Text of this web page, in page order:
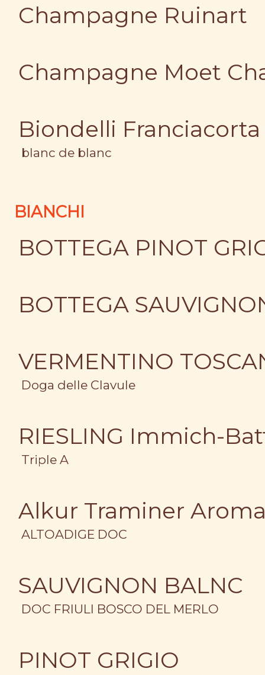
Champagne Ruinart
Champagne Moet
Biondelli Franciacorta
blanc de blanc
BIANCHI
BOTTEGA PINOT
BOTTEGA
VERMENTINO
Doga delle Clavule
RIESLING Immich-
Triple A
Alkur Traminer
ALTOADIGE DOC
SAUVIGNON BALNC
DOC FRIULI BOSCO DEL MERLO
PINOT GRIGIO